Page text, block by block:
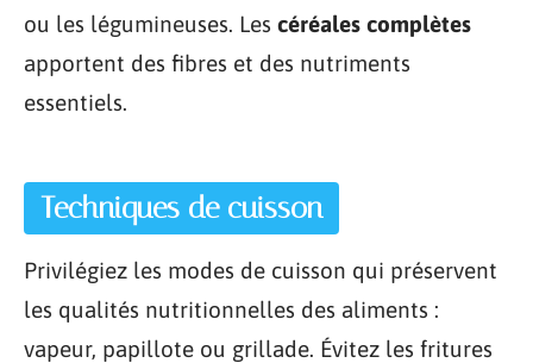
ou les légumineuses. Les céréales complètes
apportent des fibres et des nutriments
essentiels.
Techniques de cuisson
Privilégiez les modes de cuisson qui préservent
les qualités nutritionnelles des aliments :
vapeur, papillote ou grillade. Évitez les fritures